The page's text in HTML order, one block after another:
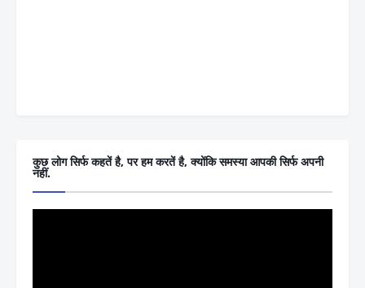
कुछ लोग सिर्फ कहतें है, पर हम करतें है, क्योंकि समस्या आपकी सिर्फ अपनी
नहीं.